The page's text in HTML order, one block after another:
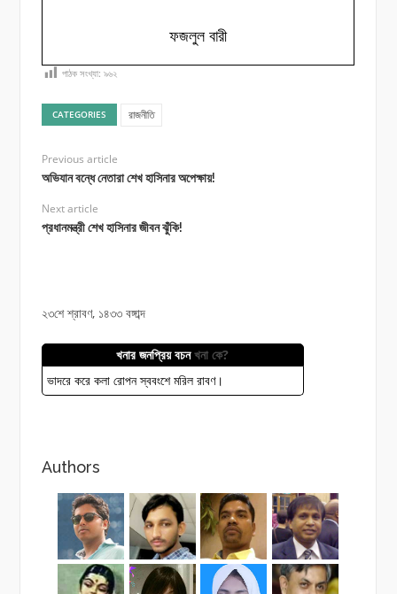
ফজলুল বারী
পাঠক সংখ্যা: ৯৬২
CATEGORIES রাজনীতি
Previous article
অভিযান বন্ধে নেতারা শেখ হাসিনার অপেক্ষায়!
Next article
প্রধানমন্ত্রী শেখ হাসিনার জীবন ঝুঁকি!
২৩শে শ্রাবণ, ১৪৩৩ বঙ্গাব্দ
খনার জনপ্রিয় বচনখনা কে?
ভাদরে করে কলা রোপন স্ববংশে মরিল রাবণ।
Authors